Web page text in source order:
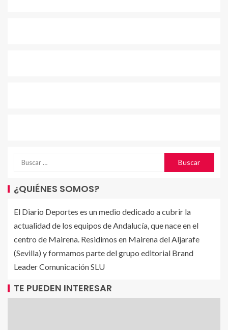
¿QUIÉNES SOMOS?
El Diario Deportes es un medio dedicado a cubrir la
actualidad de los equipos de Andalucía, que nace en el
centro de Mairena. Residimos en Mairena del Aljarafe
(Sevilla) y formamos parte del grupo editorial Brand
Leader Comunicación SLU
TE PUEDEN INTERESAR